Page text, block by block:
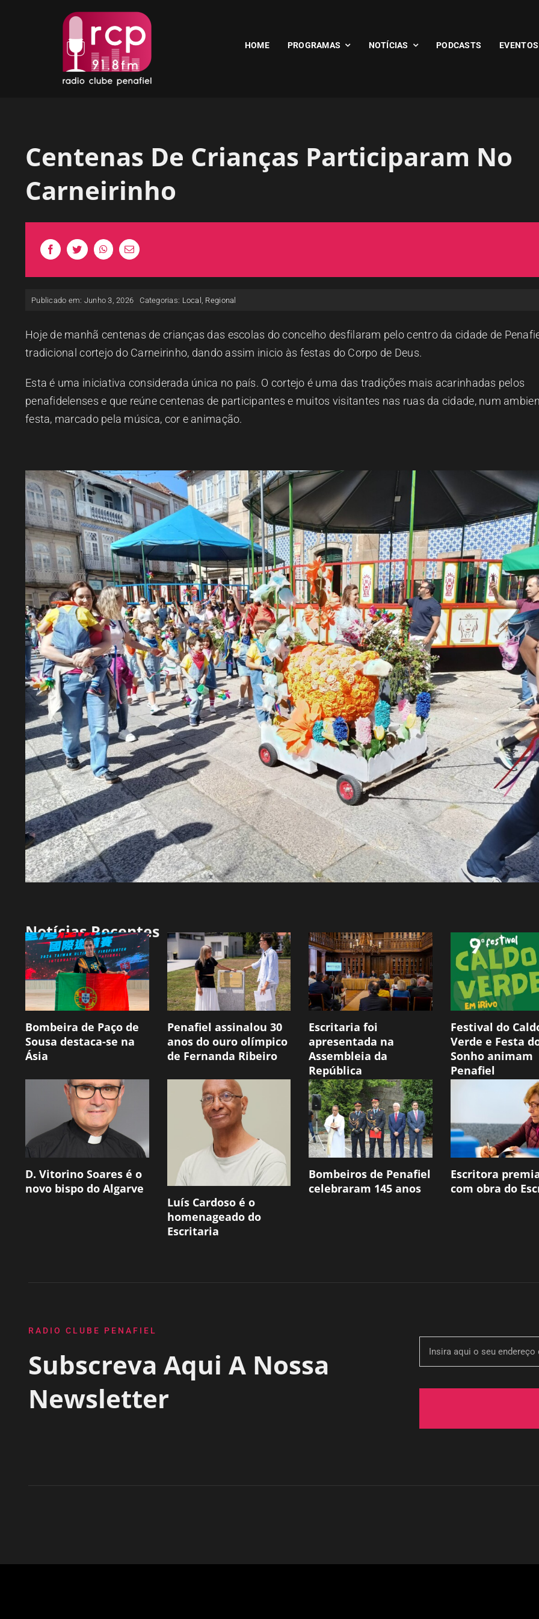
HOME PROGRAMAS NOTÍCIAS PODCASTS EVENTOS
Centenas De Crianças Participaram No
Carneirinho
Publicado em: Junho 3, 2026 Categorias: Local Regional
Hoje de manhã centenas de crianças das escolas do concelho desfilaram pelo centro da cidade de
tradicional cortejo do Carneirinho, dando assim inicio às festas do Corpo de Deus.
Esta é uma iniciativa considerada única no país. O cortejo é uma das tradições mais acarinhadas pelos
penafidelenses e que reúne centenas de participantes e muitos visitantes nas ruas da cidade, num
festa, marcado pela música, cor e animação.
Notícias Recentes
Bombeira de Paço de
Sousa destaca-se na
Ásia
Penafiel assinalou 30
anos do ouro olímpico
de Fernanda Ribeiro
Escritaria foi
apresentada na
Assembleia da
República
Festival do
Verde e Festa
Sonho animam
Penafiel
D. Vitorino Soares é o
novo bispo do Algarve
Luís Cardoso é o
homenageado do
Escritaria
Bombeiros de Penafiel
celebraram 145 anos
Escritora
com obra do
RADIO CLUBE PENAFIEL
Subscreva Aqui A Nossa
Newsletter